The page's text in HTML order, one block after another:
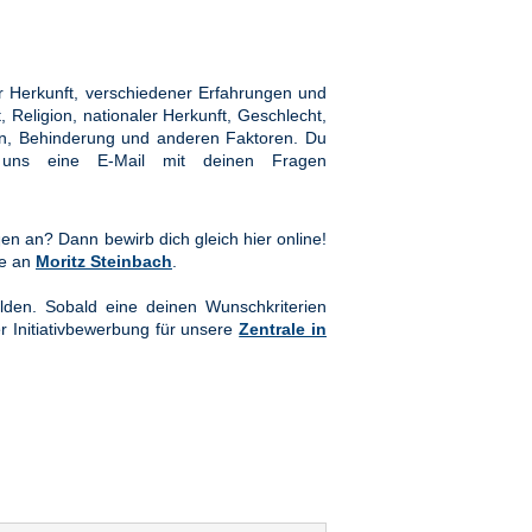
verschiedener Erfahrungen und
nationaler Herkunft, Geschlecht,
Behinderung und anderen Faktoren. Du
eine E-Mail mit deinen Fragen
an? Dann bewirb dich gleich hier online!
an Moritz Steinbach
Sobald eine deinen Wunschkriterien
Initiativbewerbung für unsereZentrale in